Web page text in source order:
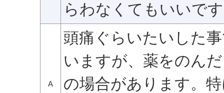
らわなくてもいいで
A
頭痛ぐらいたいした
いますが、薬をのん
の場合があります。